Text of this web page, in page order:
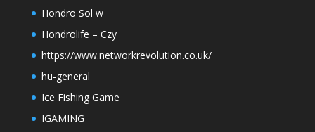
Hondro Sol w
Hondrolife – Czy
https://www.networkrevolution.co.uk/
hu-general
Ice Fishing Game
IGAMING